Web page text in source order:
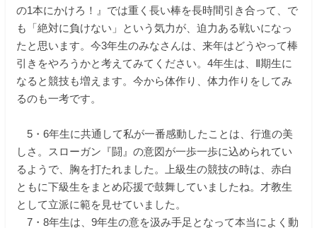
の1本にかけろ！』では重く長い棒を長時間引き合って、で
も「絶対に負けない」という気力が、迫力ある戦いになっ
たと思います。今3年生のみなさんは、来年はどうやって棒
引きをやろうかと考えてみてください。4年生は、Ⅱ期生に
なると競技も増えます。今から体作り、体力作りをしてみ
るのも一考です。
5・6年生に共通して私が一番感動したことは、行進の美
しさ。スローガン『闘』の意図が一歩一歩に込められてい
るようで、胸を打たれました。上級生の競技の時は、赤白
ともに下級生をまとめ応援で鼓舞していましたね。才教生
として立派に範を見せていました。
7・8年生は、9年生の意を汲み手足となって本当によく動